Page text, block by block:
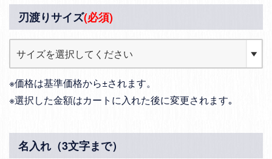
刃渡りサイズ(必須)
※価格は基準価格から±されます。
※選択した金額はカートに入れた後に変更されます｡
名入れ（3文字まで）